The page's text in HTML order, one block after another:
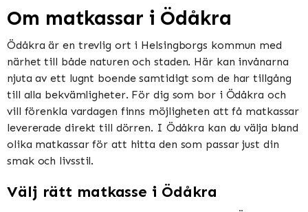
Om matkassar i Ödåkra
Ödåkra är en trevlig ort i Helsingborgs kommun med
närhet till både naturen och staden. Här kan invånarna
njuta av ett lugnt boende samtidigt som de har tillgång
till alla bekvämligheter. För dig som bor i Ödåkra och
vill förenkla vardagen finns möjligheten att få matkassar
levererade direkt till dörren. I Ödåkra kan du välja bland
olika matkassar för att hitta den som passar just din
smak och livsstil.
Välj rätt matkasse i Ödåkra